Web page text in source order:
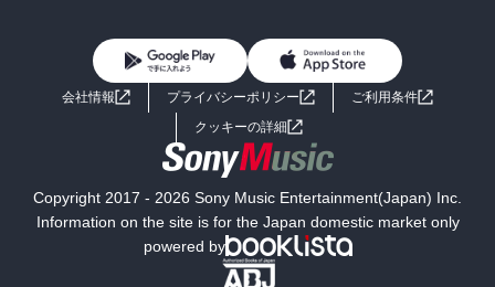
ライトノベル 男子向けラノベ
小説
海外小説
ミステリー SF
文学
よくあるご質問 お問い合わせ
会社情報 プライバシーポリシー
ご利用条件
クッキーの詳細
Copyright 2017 - 2026 Sony Music Entertainment(Japan) Inc.
Information on the site is for the Japan domestic market only
powered by